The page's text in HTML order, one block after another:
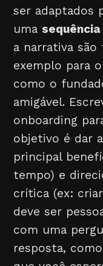
ser adaptados
uma
a narrativa
exemplo para
como o
amigável.
onboarding
objetivo é dar
principal
tempo) e
crítica (ex:
deve ser
com uma
resposta,